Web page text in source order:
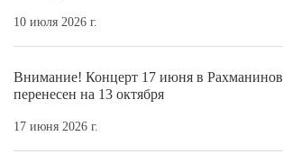
10 июля 2026 г.
Внимание! Концерт 17 июня в
перенесен на 13 октября
17 июня 2026 г.